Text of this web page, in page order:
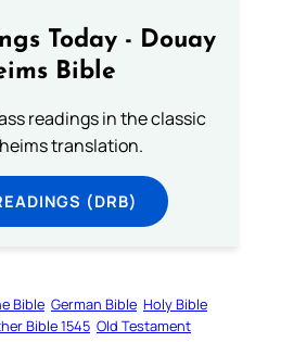
Today - Douay
Bible
readings in the classic
translation.
(DRB)
Bible German Bible Holy Bible
Bible 1545 Old Testament